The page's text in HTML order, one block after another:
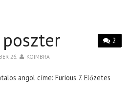
2
26. KOIMBRA
angol címe: Furious 7. Előzetes